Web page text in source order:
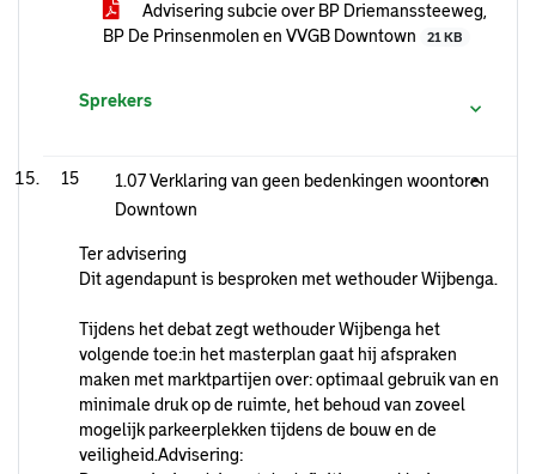
Advisering subcie over BP Driemanssteeweg,
BP De Prinsenmolen en VVGB Downtown
21 KB
Sprekers
15
1.07 Verklaring van geen bedenkingen woontoren
Downtown
Ter advisering
Dit agendapunt is besproken met wethouder Wijbenga.
Tijdens het debat zegt wethouder Wijbenga het
volgende toe:in het masterplan gaat hij afspraken
maken met marktpartijen over: optimaal gebruik van en
minimale druk op de ruimte, het behoud van zoveel
mogelijk parkeerplekken tijdens de bouw en de
veiligheid.Advisering: